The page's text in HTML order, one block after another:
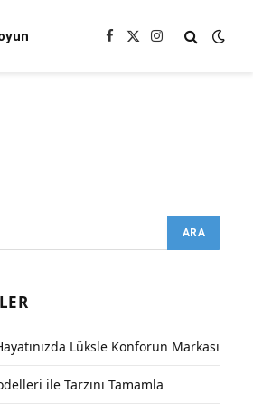
Facebook
X
Instagram
Lüksle Konforun Markası
ile Tarzını Tamamla